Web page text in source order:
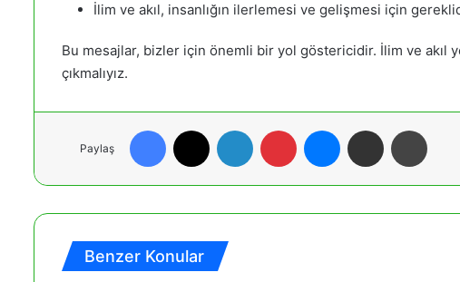
İlim ve akıl, insanlığın ilerlemesi ve gelişmesi için
Bu mesajlar, bizler için önemli bir yol göstericidir. İlim ve akıl
çıkmalıyız.
Paylaş
Benzer Konular